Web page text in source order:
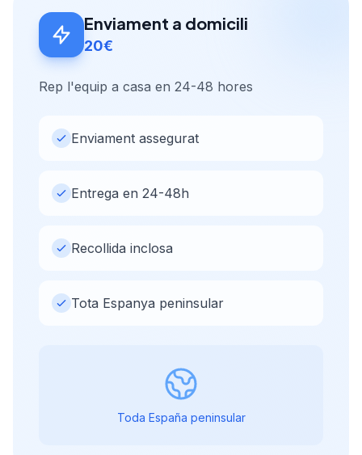
Enviament a domicili
20€
Rep l'equip a casa en 24-48 hores
Enviament assegurat
Entrega en 24-48h
Recollida inclosa
Tota Espanya peninsular
Toda España peninsular